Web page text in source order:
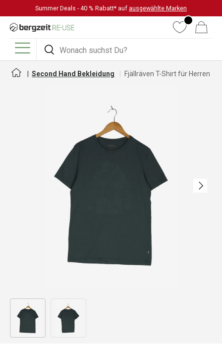
DIREKT ZUM INHALT
Summer Deals - 40 % Rabatt* auf ausgewählte Marken
Suchen
Suchen
WunschlisteWarenkorb
Menü
Second Hand Bekleidung Fjällräven T-Shirt für Herren
Nächste
Bild 1 in Galerieansicht laden